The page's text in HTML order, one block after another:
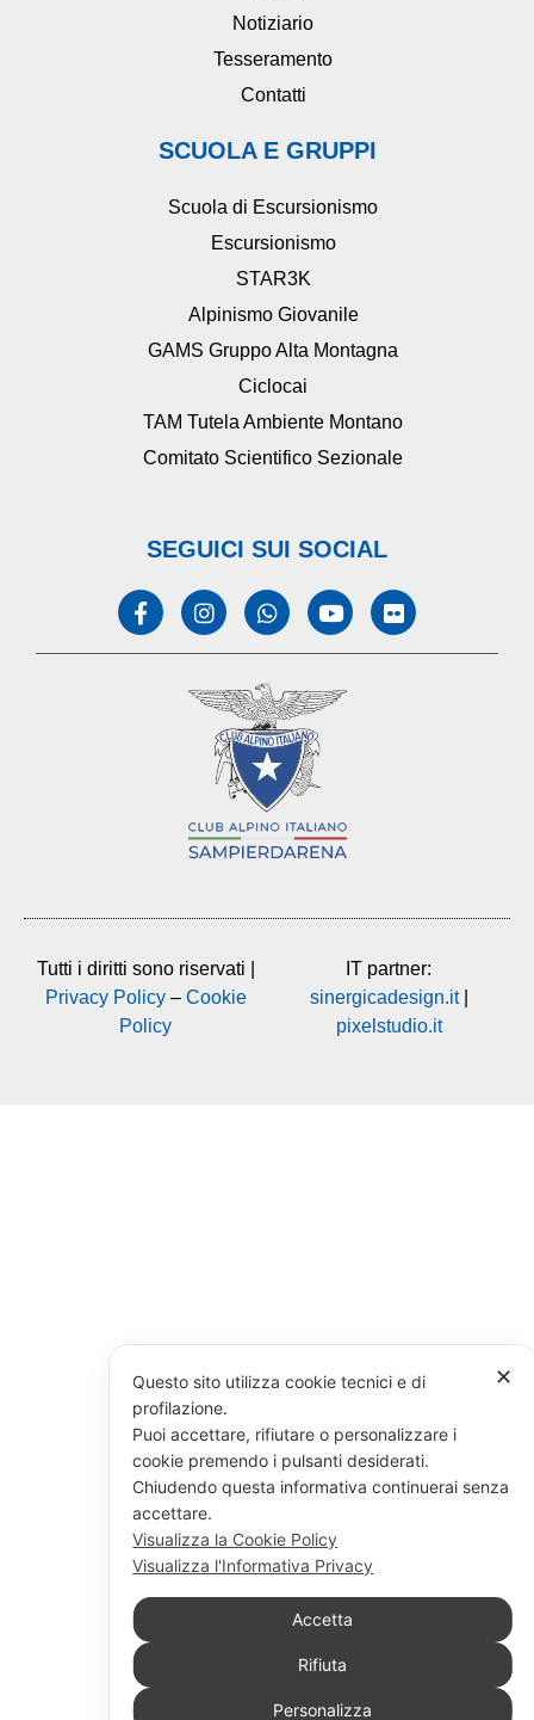
Notiziario
Tesseramento
Contatti
SCUOLA E GRUPPI
Scuola di Escursionismo
Escursionismo
STAR3K
Alpinismo Giovanile
GAMS Gruppo Alta Montagna
Ciclocai
TAM Tutela Ambiente Montano
Comitato Scientifico Sezionale
SEGUICI SUI SOCIAL
Tutti i diritti sono riservati |
Privacy Policy– Cookie
Policy
IT partner:
sinergicadesign.it|
pixelstudio.it
✕
Questo sito utilizza cookie tecnici e di
profilazione.
Puoi accettare, rifiutare o personalizzare i
cookie premendo i pulsanti desiderati.
Chiudendo questa informativa continuerai senza
accettare.
Visualizza la Cookie Policy
Visualizza l'Informativa Privacy
Accetta
Rifiuta
Personalizza